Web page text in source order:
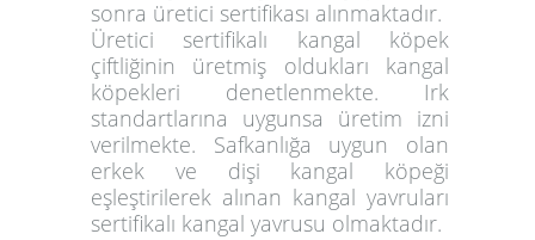
sonra üretici sertifikası alınmaktadır.
Üretici sertifikalı kangal köpek
çiftliğinin üretmiş oldukları kangal
köpekleri denetlenmekte. Irk
standartlarına uygunsa üretim izni
verilmekte. Safkanlığa uygun olan
erkek ve dişi kangal köpeği
eşleştirilerek alınan kangal yavruları
sertifikalı kangal yavrusu olmaktadır.